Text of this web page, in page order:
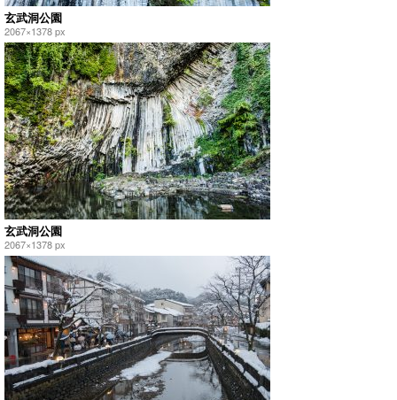
玄武洞公園
2067×1378 px
玄武洞公園
2067×1378 px